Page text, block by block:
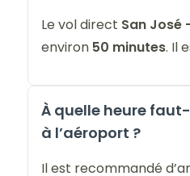
Le vol direct San José
environ 50 minutes. Il
À quelle heure
à l’aéroport ?
Il est recommandé